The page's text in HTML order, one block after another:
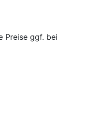
Preise ggf. bei